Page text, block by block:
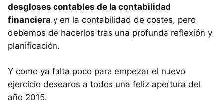
desgloses contables de la contabilidad
financiera y en la contabilidad de costes, pero
debemos de hacerlos tras una profunda reflexión y
planificación.
Y como ya falta poco para empezar el nuevo
ejercicio desearos a todos una feliz apertura del
año 2015.